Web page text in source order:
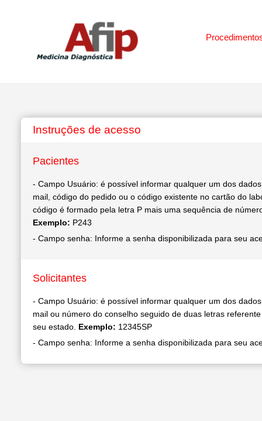
Instruções de acesso
Pacientes
- Campo Usuário: é possível informar qualquer um dos
mail, código do pedido ou o código existente no cartão do
código é formado pela letra P mais uma sequência de
Exemplo: P243
- Campo senha: Informe a senha disponibilizada para seu
Solicitantes
- Campo Usuário: é possível informar qualquer um dos
mail ou número do conselho seguido de duas letras
seu estado. Exemplo: 12345SP
- Campo senha: Informe a senha disponibilizada para seu